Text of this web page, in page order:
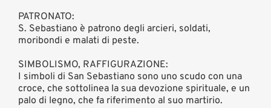
PATRONATO:
S. Sebastiano è patrono degli arcieri, soldati,
moribondi e malati di peste.
SIMBOLISMO, RAFFIGURAZIONE:
I simboli di San Sebastiano sono uno scudo con una
croce, che sottolinea la sua devozione spirituale, e un
palo di legno, che fa riferimento al suo martirio.